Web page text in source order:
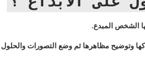
الشخص المبدع.
وتوضيح مظاهرها ثم وضع التصورات والحلول